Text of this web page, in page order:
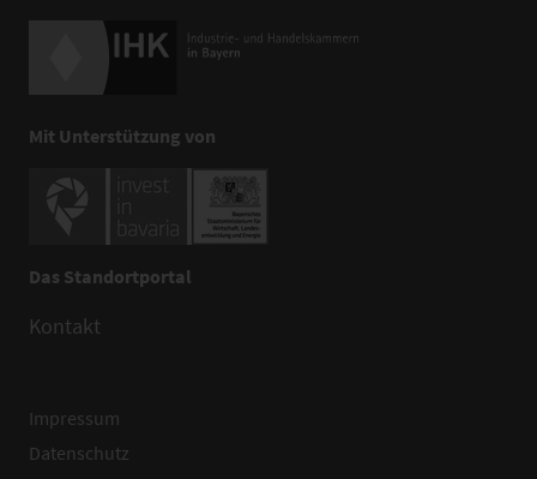
Mit Unterstützung von
Das Standortportal
Kontakt
Impressum
Datenschutz